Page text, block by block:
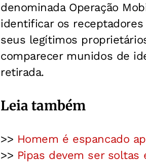
denominada Operação
identificar os
seus legítimos
comparecer munidos de
retirada.
Leia também
>> Homem é espancado
>> Pipas devem ser soltas